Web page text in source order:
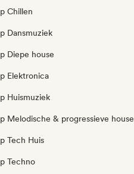
Chillen
Dansmuziek
Diepe house
Elektronica
Huismuziek
Melodische & progressieve house
Tech Huis
Techno